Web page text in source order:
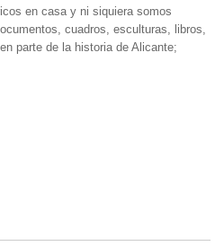
en casa y ni siquiera somos
cuadros, esculturas, libros,
parte de la historia de Alicante;